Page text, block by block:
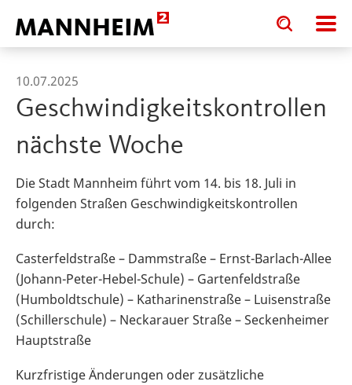
Toggle
search
input
Toggle
search
input
10.07.2025
Geschwindigkeitskontrollen
nächste Woche
Die Stadt Mannheim führt vom 14. bis 18. Juli in
folgenden Straßen Geschwindigkeitskontrollen
durch:
Casterfeldstraße – Dammstraße – Ernst-Barlach-Allee
(Johann-Peter-Hebel-Schule) – Gartenfeldstraße
(Humboldtschule) – Katharinenstraße – Luisenstraße
(Schillerschule) – Neckarauer Straße – Seckenheimer
Hauptstraße
Kurzfristige Änderungen oder zusätzliche